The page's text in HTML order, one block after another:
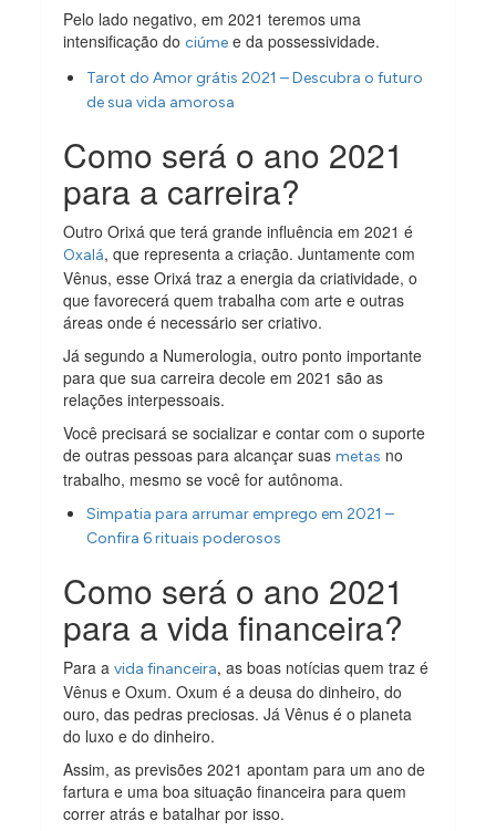
Pelo lado negativo, em 2021 teremos uma
intensificação dociúme e da possessividade.
Tarot do Amor grátis 2021 – Descubra o futuro
de sua vida amorosa
Como será o ano 2021
para a carreira?
Outro Orixá que terá grande influência em 2021 é
Oxalá, que representa a criação. Juntamente com
Vênus, esse Orixá traz a energia da criatividade, o
que favorecerá quem trabalha com arte e outras
áreas onde é necessário ser criativo.
Já segundo a Numerologia, outro ponto importante
para que sua carreira decole em 2021 são as
relações interpessoais.
Você precisará se socializar e contar com o suporte
de outras pessoas para alcançar suasmetas no
trabalho, mesmo se você for autônoma.
Simpatia para arrumar emprego em 2021 –
Confira 6 rituais poderosos
Como será o ano 2021
para a vida financeira?
Para avida financeira, as boas notícias quem traz é
Vênus e Oxum. Oxum é a deusa do dinheiro, do
ouro, das pedras preciosas. Já Vênus é o planeta
do luxo e do dinheiro.
Assim, as previsões 2021 apontam para um ano de
fartura e uma boa situação financeira para quem
correr atrás e batalhar por isso.